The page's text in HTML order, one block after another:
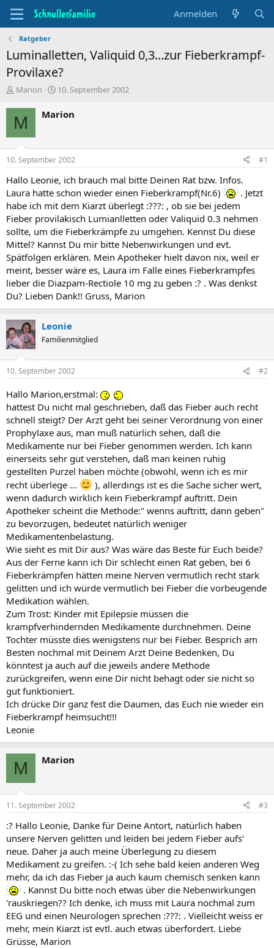
Anmelden
Ratgeber
Luminalletten, Valiquid 0,3...zur Fieberkrampf-
Provilaxe?
T
e
m
n
t
a
t
e
r
Marion
B
g
d
a
t
u
m
10. September 2002
M Marion
10. September 2002 #1
Hallo Leonie, ich brauch mal bitte Deinen Rat bzw. Infos.
Laura hatte schon wieder einen Fieberkrampf(Nr.6)
. Jetzt
habe ich mit dem Kiarzt überlegt :???: , ob sie bei jedem
Fieber provilakisch Lumianlletten oder Valiquid 0.3 nehmen
sollte, um die Fieberkrämpfe zu umgehen. Kennst Du diese
Mittel? Kannst Du mir bitte Nebenwirkungen und evt.
Spätfolgen erklären. Mein Apotheker hielt davon nix, weil er
meint, besser wäre es, Laura im Falle eines Fieberkrampfes
lieber die Diazpam-Rectiole 10 mg zu geben :? . Was denkst
Du? Lieben Dank!! Gruss, Marion
Leonie
Familienmitglied
10. September 2002 #2
Hallo Marion,erstmal:
hattest Du nicht mal geschrieben, daß das Fieber auch recht
schnell steigt? Der Arzt geht bei seiner Verordnung von einer
Prophylaxe aus, man muß natürlich sehen, daß die
Medikamente nur bei Fieber genommen werden. Ich kann
einerseits sehr gut verstehen, daß man keinen ruhig
gestellten Purzel haben möchte (obwohl, wenn ich es mir
recht überlege ...
), allerdings ist es die Sache sicher wert,
wenn dadurch wirklich kein Fieberkrampf auftritt. Dein
Apotheker scheint die Methode:" wenns auftritt, dann geben"
zu bevorzugen, bedeutet natürlich weniger
Medikamentenbelastung.
Wie sieht es mit Dir aus? Was wäre das Beste für Euch beide?
Aus der Ferne kann ich Dir schlecht einen Rat geben, bei 6
Fieberkrämpfen hätten meine Nerven vermutlich recht stark
gelitten und ich würde vermutlich bei Fieber die vorbeugende
Medikation wählen.
Zum Trost: Kinder mit Epilepsie müssen die
krampfverhindernden Medikamente durchnehmen. Deine
Tochter müsste dies wenigstens nur bei Fieber. Besprich am
Besten nochmal mit Deinem Arzt Deine Bedenken, Du
könntest ja auch auf die jeweils andere Methode
zurückgreifen, wenn eine Dir nicht behagt oder sie nicht so
gut funktioniert.
Ich drücke Dir ganz fest die Daumen, das Euch nie wieder ein
Fieberkrampf heimsucht!!!
Leonie
M Marion
11. September 2002 #3
:? Hallo Leonie, Danke für Deine Antort, natürlich haben
unsere Nerven gelitten und leiden bei jedem Fieber aufs'
neue. Daher ja auch meine Überlegung zu diesem
Medikament zu greifen. :-( Ich sehe bald keien anderen Weg
mehr, da ich das Fieber ja auch kaum chemisch senken kann
. Kannst Du bitte noch etwas über die Nebenwirkungen
'rauskriegen?? Ich denke, ich muss mit Laura nochmal zum
EEG und einen Neurologen sprechen :???: . Vielleicht weiss er
mehr, mein Kiarzt ist evtl. auch etwas überfordert. Liebe
Grüsse, Marion